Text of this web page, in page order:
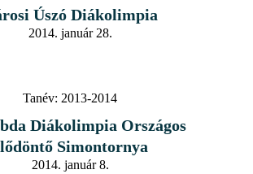
Úszó Diákolimpia
2014. január 28.
Tanév: 2013-2014
Diákolimpia Országos
Simontornya
2014. január 8.